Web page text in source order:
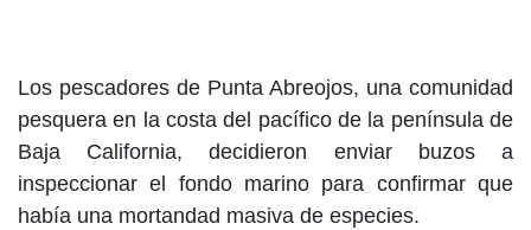
Los pescadores de Punta Abreojos, una comunidad
pesquera en la costa del pacífico de la península de
Baja California, decidieron enviar buzos a
inspeccionar el fondo marino para confirmar que
había una mortandad masiva de especies.